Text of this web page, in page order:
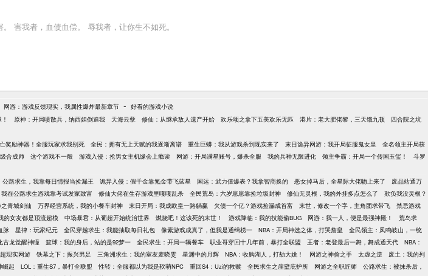
害我者，血债血偿。 辱我者，让你生不如死。
网游：游戏反馈现实，我属性爆炸最新章节 - 好看的游戏小说
原神：开局喷散兵，纳西妲倒追我 天海云孽 修仙：从继承敌人遗产开始 欢乐颂之拿下五美欢乐无匹 港片：老大肥佬黎，三天饿九顿
四合院之坑
奖励神器！全服玩家求我别死 全民：拥有无上天赋的我逐渐离谱 重生巨蟒：我从游戏杀到现实来了 末日诡异网游：我开局征服鬼女皇
全名领主开局获
合成师 这个游戏不一般 游戏入侵：抢男女主机缘会上瘾诶 网游：开局满星账号，爆杀全服 我的兵种无限进化 领主争霸：开局一个传国玉玺！
斗罗
公路求生，我靠每日情报当捡漏王 诡异入侵：假千金靠氪金带飞蓝星 国运：武力值爆表？我拿智商换的 恶女掉马后，全星际大佬吻上来了
废品站通万
我在公路求生游戏靠考试发家致富 修仙大佬在生存游戏里嘎嘎乱杀 全民荒岛：六岁崽崽靠捡垃圾封神 修仙无灵根，我的外挂多点怎么了
欺负我没灵根？
之青城剑仙 万界经营系统，我的小餐车封神 末日开局：我成欧皇一路躺赢 欠债一个亿？游戏捡漏成首富 末世，修改一个字，主角团求带飞
禁忌游戏
的女友都是顶流超模 中场暴君：从葡超开始统治世界 燃烧吧！这该死的末世！ 游戏降临：我的技能偷BUG 网游：我一人，便是最强神殿！
荒岛求
脉 星律：玩家纪元 全民穿越求生：我能抽取每日礼包 像素游戏成真了，但我是通缉榜一 NBA：开局神选之体，打哭詹皇
全民领主：凤鸣岐山，一统
古龙觉醒神瞳 篮球：我的身后，站的是92梦一 全民求生：开局一辆餐车 职业哥穿回十几年前，暴打全联盟 王者：老登最后一舞，舞成通天代
NBA：
超现实网游 铁幕之下：振兴男足 三角洲求生：我的室友麦晓雯 星渊中的月辉 NBA：收购湖人，打劫大姚！ 网游之神偷之手 太虚之逆
废土：我的列
崛起 LOL：重生S7，暴打全联盟 性转：全服都以为我是软萌NPC 重回S4：Uzi的救赎 全民求生之崖壁庇护所 网游之全职匠师
公路求生：被抹杀后，